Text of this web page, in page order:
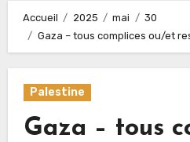
Accueil 2025 mai
30
Gaza – tous complices ou/et
Palestine
Gaza – tous